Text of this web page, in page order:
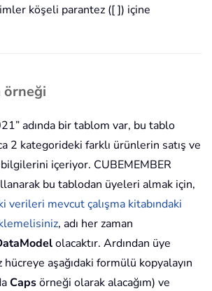
köşeli parantez ([ ]) içine
örneği
adında bir tablom var, bu tablo
2 kategorideki farklı ürünlerin satış ve
içeriyor. CUBEMEMBER
bu tablodan üyeleri almak için,
verileri mevcut çalışma kitabındaki
, adı her zaman
olacaktır. Ardından üye
aşağıdaki formülü kopyalayın
Capsörneği olarak alacağım) ve